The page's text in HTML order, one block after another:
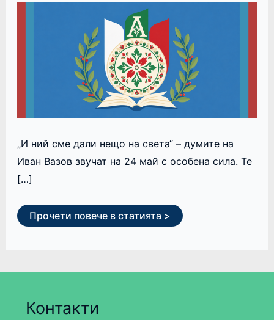
„И ний сме дали нещо на света“ – думите на
Иван Вазов звучат на 24 май с особена сила. Те
[…]
Прочети повече в статията >
Контакти